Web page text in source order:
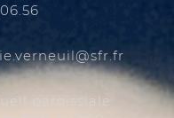
rf.rfs
paroissiale